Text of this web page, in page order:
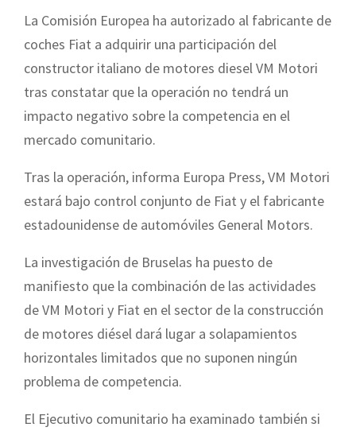
La Comisión Europea ha autorizado al fabricante de
coches Fiat a adquirir una participación del
constructor italiano de motores diesel VM Motori
tras constatar que la operación no tendrá un
impacto negativo sobre la competencia en el
mercado comunitario.
Tras la operación, informa Europa Press, VM Motori
estará bajo control conjunto de Fiat y el fabricante
estadounidense de automóviles General Motors.
La investigación de Bruselas ha puesto de
manifiesto que la combinación de las actividades
de VM Motori y Fiat en el sector de la construcción
de motores diésel dará lugar a solapamientos
horizontales limitados que no suponen ningún
problema de competencia.
El Ejecutivo comunitario ha examinado también si